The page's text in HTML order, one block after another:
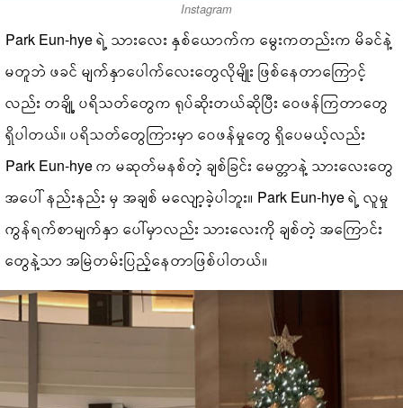
Instagram
Park Eun-hye ရဲ့ သားလေး နှစ်ယောက်က မွေးကတည်းက မိခင်နဲ့
မတူဘဲ ဖခင် မျက်နှာပေါက်လေးတွေလိုမျိုး ဖြစ်နေတာကြောင့်
လည်း တချို့ ပရိသတ်တွေက ရုပ်ဆိုးတယ်ဆိုပြီး ဝေဖန်ကြတာတွေ
ရှိပါတယ်။ ပရိသတ်တွေကြားမှာ ဝေဖန်မှုတွေ ရှိပေမယ့်လည်း
Park Eun-hye က မဆုတ်မနစ်တဲ့ ချစ်ခြင်း မေတ္တာနဲ့ သားလေးတွေ
အပေါ် နည်းနည်း မှ အချစ် မလျော့ခဲ့ပါဘူး။ Park Eun-hye ရဲ့ လူမှု
ကွန်ရက်စာမျက်နှာ ပေါ်မှာလည်း သားလေးကို ချစ်တဲ့ အကြောင်း
တွေနဲ့သာ အမြဲတမ်းပြည့်နေတာဖြစ်ပါတယ်။